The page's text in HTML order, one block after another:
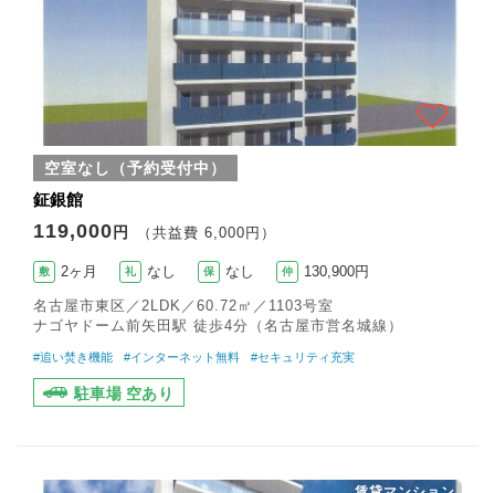
空室なし（予約受付中）
鉦銀館
119,000 円 （共益費 6,000円）
敷 2ヶ月 礼 なし 保 なし 仲 130,900円
名古屋市東区／2LDK／60.72㎡／1103号室
ナゴヤドーム前矢田駅 徒歩4分（名古屋市営名城線）
#追い焚き機能 #インターネット無料 #セキュリティ充実
駐車場 空あり